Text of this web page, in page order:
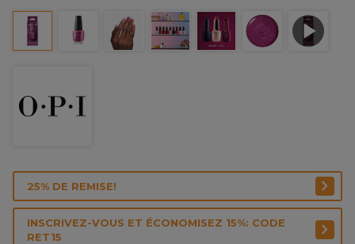
25% DE REMISE!
INSCRIVEZ-VOUS ET ÉCONOMISEZ 15%: CODE
RET15